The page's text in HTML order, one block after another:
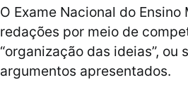
O Exame Nacional do Ensino
redações por meio de
“organização das ideias”,
argumentos apresentados.